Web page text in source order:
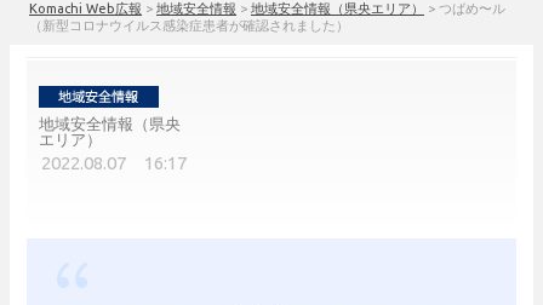
Komachi Web広報 > 地域安全情報 > 地域安全情報（県央エリア） > つばめ〜ル
（新型コロナウイルス感染症患者が確認されました）
地域安全情報（県央
エリア）
2022.08.07 16:17